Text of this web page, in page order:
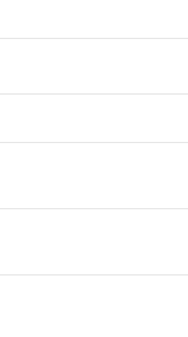
第2條第5款之規定